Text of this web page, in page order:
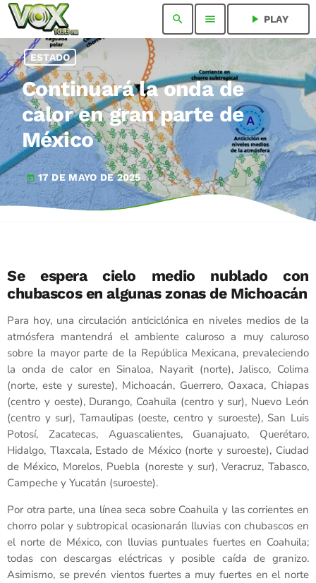
search menu play_arrow PLAY
ESTADO
Continuará la onda de
calor en gran parte de
México
today 17 DE MAYO DE 2025
Se espera cielo medio nublado con
chubascos en algunas zonas de Michoacán
Para hoy, una circulación anticiclónica en niveles medios de la
atmósfera mantendrá el ambiente caluroso a muy caluroso
sobre la mayor parte de la República Mexicana, prevaleciendo
la onda de calor en Sinaloa, Nayarit (norte), Jalisco, Colima
(norte, este y sureste), Michoacán, Guerrero, Oaxaca, Chiapas
(centro y oeste), Durango, Coahuila (centro y sur), Nuevo León
(centro y sur), Tamaulipas (oeste, centro y suroeste), San Luis
Potosí, Zacatecas, Aguascalientes, Guanajuato, Querétaro,
Hidalgo, Tlaxcala, Estado de México (norte y suroeste), Ciudad
de México, Morelos, Puebla (noreste y sur), Veracruz, Tabasco,
Campeche y Yucatán (suroeste).
Por otra parte, una línea seca sobre Coahuila y las corrientes en
chorro polar y subtropical ocasionarán lluvias con chubascos en
el norte de México, con lluvias puntuales fuertes en Coahuila;
todas con descargas eléctricas y posible caída de granizo.
Asimismo, se prevén vientos fuertes a muy fuertes en el norte